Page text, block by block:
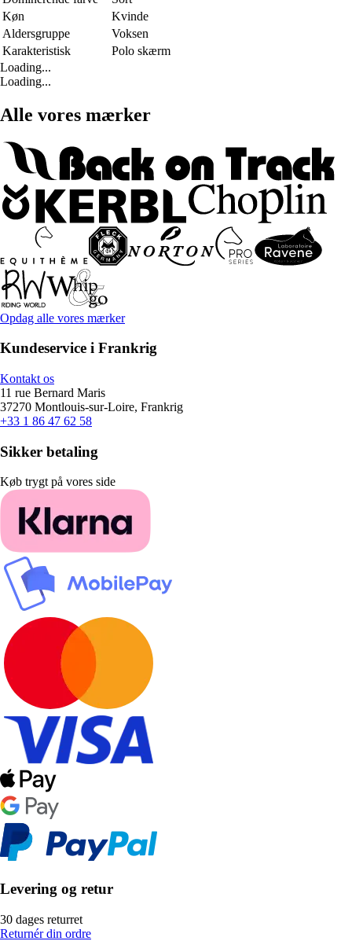
Køn
Kvinde
Aldersgruppe
Voksen
Karakteristisk
Polo skærm
Loading...
Loading...
Alle vores mærker
Opdag alle vores mærker
Kundeservice i Frankrig
Kontakt os
11 rue Bernard Maris
37270 Montlouis-sur-Loire, Frankrig
+33 1 86 47 62 58
Sikker betaling
Køb trygt på vores side
Levering og retur
30 dages returret
Returnér din ordre